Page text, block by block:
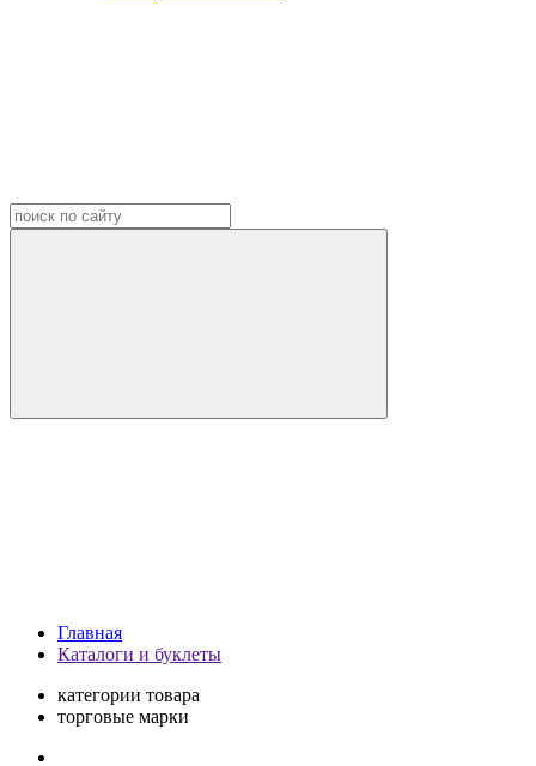
Главная
Каталоги и буклеты
категории товара
торговые марки